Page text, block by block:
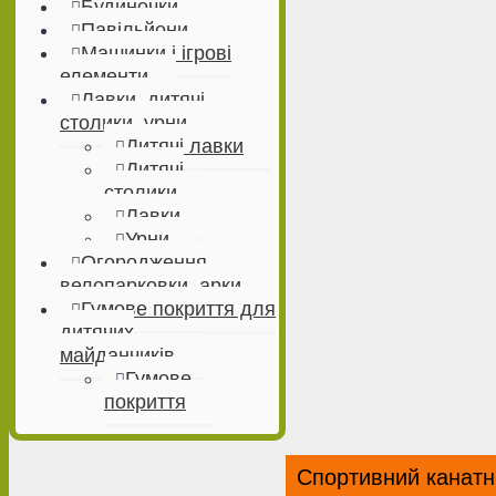
Будиночки
Павільйони
Машинки і ігрові
елементи
Лавки, дитячі
столики, урни
Дитячі лавки
Дитячі
столики
Лавки
Урни
Огородження,
велопарковки, арки
Гумове покриття для
дитячих
майданчиків
Гумове
покриття
Спортивний